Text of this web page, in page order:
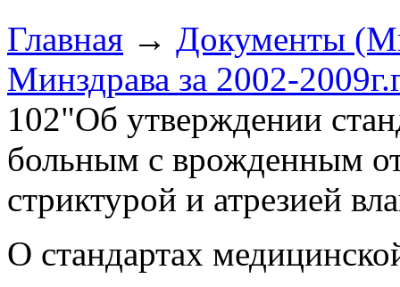
Главная → Документы
Минздрава за 2002-
102"Об утверждении
больным с врожденным
стриктурой и атрезией
О стандартах